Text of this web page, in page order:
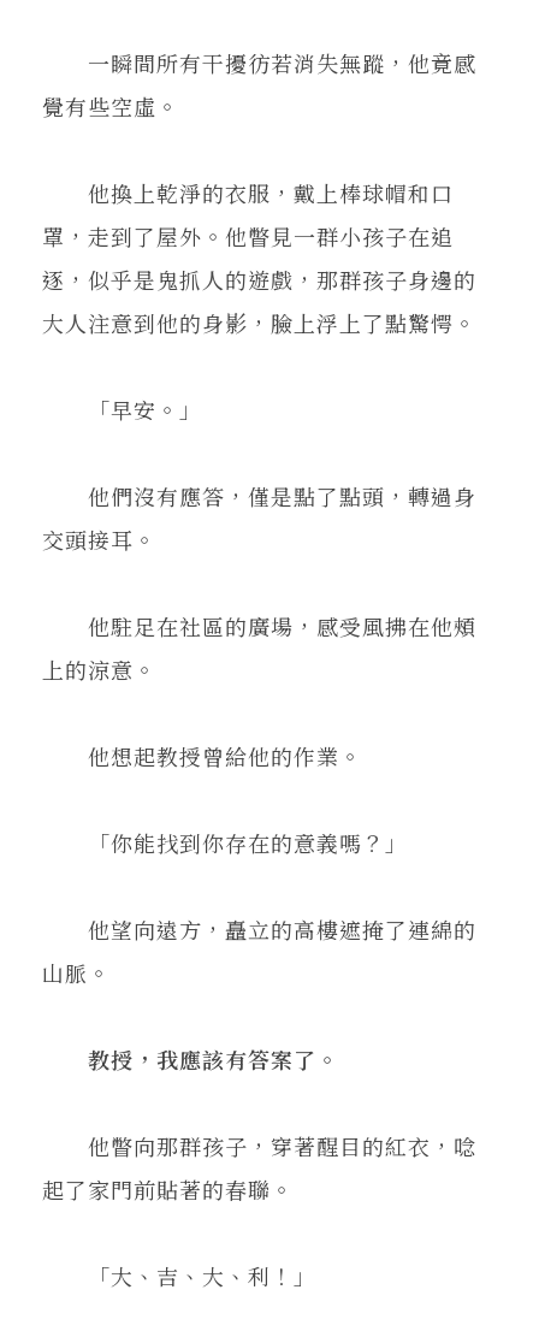
一瞬間所有干擾彷若消失無蹤，他竟感
覺有些空虛。
他換上乾淨的衣服，戴上棒球帽和口
罩，走到了屋外。他瞥見一群小孩子在追
逐，似乎是鬼抓人的遊戲，那群孩子身邊的
大人注意到他的身影，臉上浮上了點驚愕。
「早安。」
他們沒有應答，僅是點了點頭，轉過身
交頭接耳。
他駐足在社區的廣場，感受風拂在他頰
上的涼意。
他想起教授曾給他的作業。
「你能找到你存在的意義嗎？」
他望向遠方，矗立的高樓遮掩了連綿的
山脈。
教授，我應該有答案了。
他瞥向那群孩子，穿著醒目的紅衣，唸
起了家門前貼著的春聯。
「大、吉、大、利！」